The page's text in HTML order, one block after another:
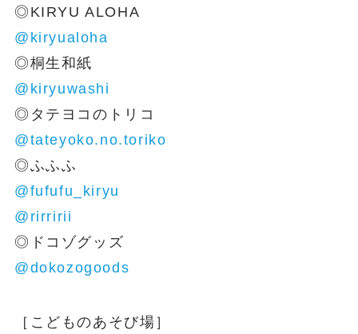
◎KIRYU ALOHA
@kiryualoha
◎桐生和紙
@kiryuwashi
◎タテヨコのトリコ
@tateyoko.no.toriko
◎ふふふ
@fufufu_kiryu
@rirririi
◎ドコゾグッズ
@dokozogoods
［こどものあそび場］